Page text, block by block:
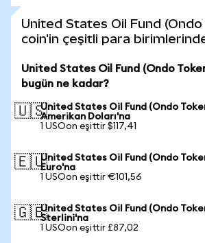
United States Oil Fund (Ondo
coin'in çeşitli para
United States Oil Fund (Ondo
bugün ne kadar?
🇺🇸United States Oil Fund (Ondo
Amerikan Doları'na
1 USOon eşittir $117,41
🇪🇺United States Oil Fund (Ondo
Euro'na
1 USOon eşittir €101,56
🇬🇧United States Oil Fund (Ondo
Sterlini'na
1 USOon eşittir £87,02